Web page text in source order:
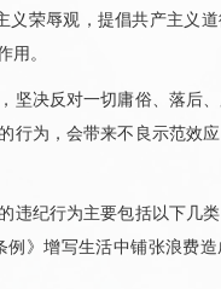
荣辱观，提倡共产主义道
用。
决反对一切庸俗、落后
行为，会带来不良示范效
纪行为主要包括以下几
》增写生活中铺张浪费